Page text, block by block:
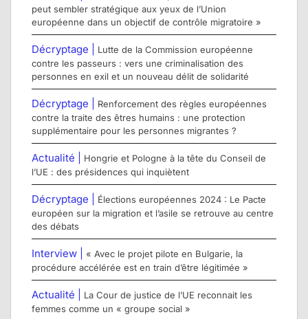
peut sembler stratégique aux yeux de l’Union
européenne dans un objectif de contrôle migratoire »
Décryptage |
Lutte de la Commission européenne
contre les passeurs : vers une criminalisation des
personnes en exil et un nouveau délit de solidarité
Décryptage |
Renforcement des règles européennes
contre la traite des êtres humains : une protection
supplémentaire pour les personnes migrantes ?
Actualité |
Hongrie et Pologne à la tête du Conseil de
l’UE : des présidences qui inquiètent
Décryptage |
Élections européennes 2024 : Le Pacte
européen sur la migration et l’asile se retrouve au centre
des débats
Interview |
« Avec le projet pilote en Bulgarie, la
procédure accélérée est en train d’être légitimée »
Actualité |
La Cour de justice de l’UE reconnait les
femmes comme un « groupe social »